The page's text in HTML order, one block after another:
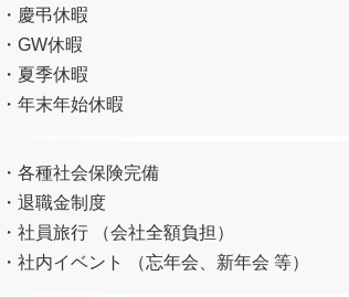
慶弔休暇
GW休暇
夏季休暇
年末年始休暇
各種社会保険完備
退職金制度
社員旅行 （会社全額負担）
社内イベント （忘年会、新年会 等）